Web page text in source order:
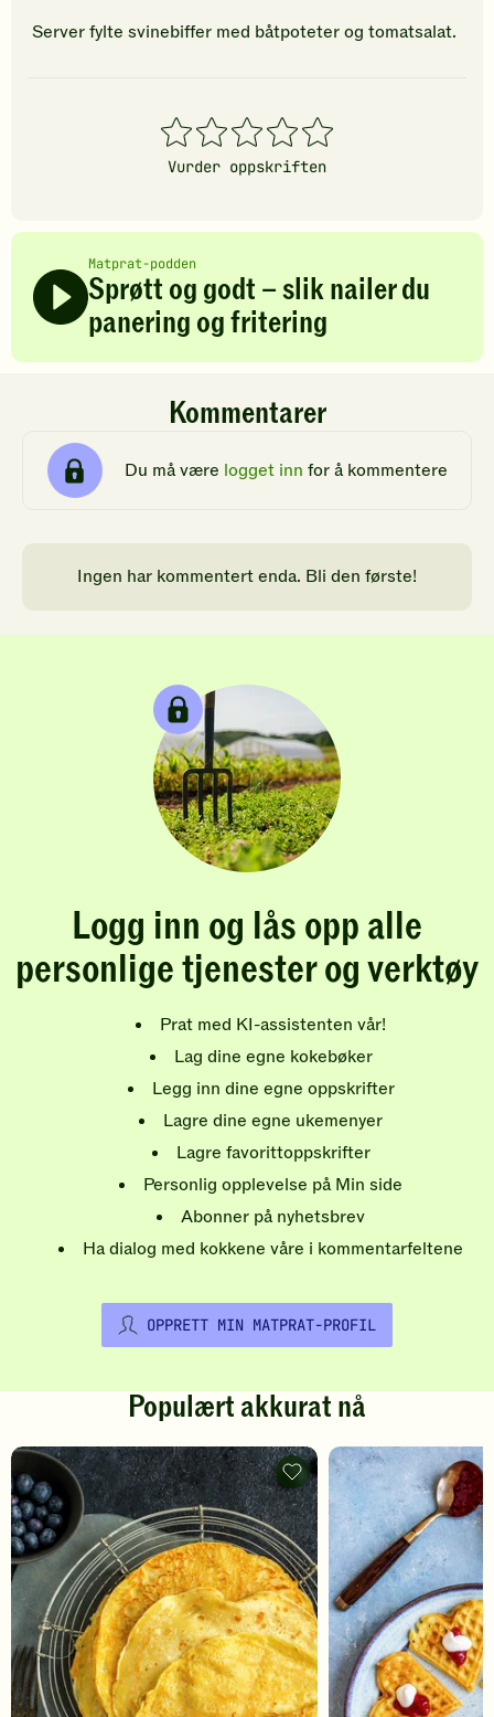
Server fylte svinebiffer med båtpoteter og tomatsalat.
1
stjerner
2
stjerner
3
stjerner
4
stjerner
5
stjerner
Vurder oppskriften
Matprat-podden
Sprøtt og godt – slik nailer du
panering og fritering
Kommentarer
Du må være logget inn for å kommentere
Ingen har kommentert enda. Bli den første!
Logg inn og lås opp alle
personlige tjenester og verktøy
Prat med KI-assistenten vår!
Lag dine egne kokebøker
Legg inn dine egne oppskrifter
Lagre dine egne ukemenyer
Lagre favorittoppskrifter
Personlig opplevelse på Min side
Abonner på nyhetsbrev
Ha dialog med kokkene våre i kommentarfeltene
OPPRETT MIN MATPRAT-PROFIL
Populært akkurat nå
Pannekaker
-
legg
til
favoritter